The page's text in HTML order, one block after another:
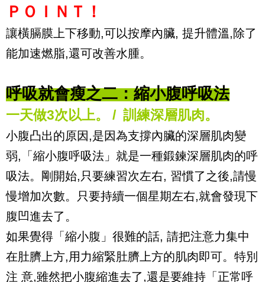
ＰＯＩＮＴ！
讓橫膈膜上下移動,可以按摩內臟, 提升體溫,除了
能加速燃脂,還可改善水腫。
呼吸就會瘦之二：縮小腹呼吸法
一天做3次以上。 / 訓練深層肌肉。
小腹凸出的原因,是因為支撐內臟的深層肌肉變
弱,「縮小腹呼吸法」就是一種鍛鍊深層肌肉的呼
吸法。剛開始,只要練習次左右, 習慣了之後,請慢
慢增加次數。只要持續一個星期左右,就會發現下
腹凹進去了。
如果覺得「縮小腹」很難的話, 請把注意力集中
在肚臍上方,用力縮緊肚臍上方的肌肉即可。特別
注 意,雖然把小腹縮進去了,還是要維持「正常呼